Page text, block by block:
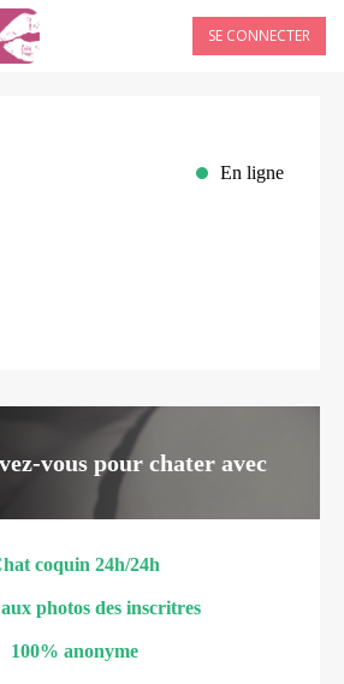
SE CONNECTER
En ligne
vous pour chater avec
coquin 24h/24h
photos des inscritres
100% anonyme